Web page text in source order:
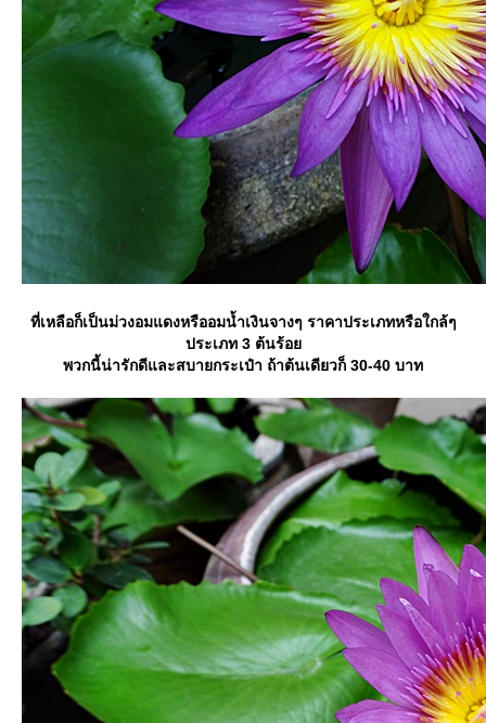
ที่เหลือก็เป็นม่วงอมแดงหรืออมน้ำเงินจางๆ ราคาประเภทหรือใกล้ๆ
ประเภท 3 ต้นร้อ
พวกนี้น่ารักดีและสบายกระเป๋า ถ้าต้นเดียวก็ 30-40 บาท